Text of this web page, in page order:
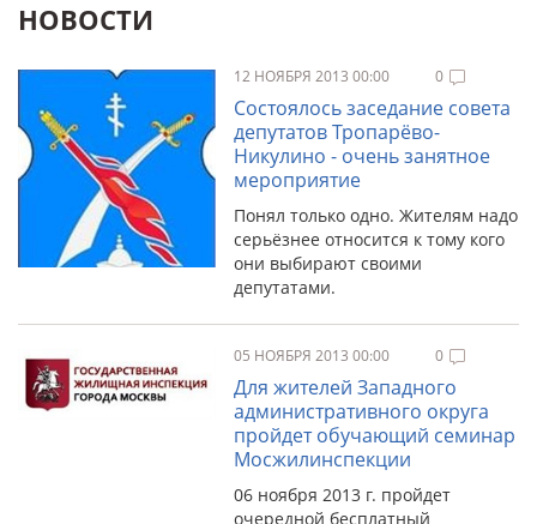
НОВОСТИ
12 НОЯБРЯ 2013 00:00 0
Состоялось заседание совета
депутатов Тропарёво-
Никулино - очень занятное
мероприятие
Понял только одно. Жителям надо
серьёзнее относится к тому кого
они выбирают своими
депутатами.
05 НОЯБРЯ 2013 00:00 0
Для жителей Западного
административного округа
пройдет обучающий семинар
Мосжилинспекции
06 ноября 2013 г. пройдет
очередной бесплатный